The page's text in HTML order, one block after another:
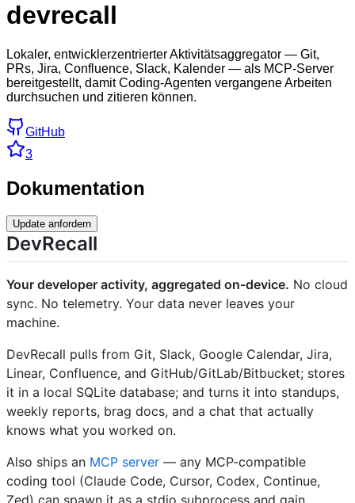
devrecall
Lokaler, entwicklerzentrierter Aktivitätsaggregator — Git,
PRs, Jira, Confluence, Slack, Kalender — als MCP-Server
bereitgestellt, damit Coding-Agenten vergangene Arbeiten
durchsuchen und zitieren können.
GitHub
3
Dokumentation
Update anfordern
DevRecall
Your developer activity, aggregated on-device. No cloud
sync. No telemetry. Your data never leaves your
machine.
DevRecall pulls from Git, Slack, Google Calendar, Jira,
Linear, Confluence, and GitHub/GitLab/Bitbucket; stores
it in a local SQLite database; and turns it into standups,
weekly reports, brag docs, and a chat that actually
knows what you worked on.
Also ships an MCP server — any MCP-compatible
coding tool (Claude Code, Cursor, Codex, Continue,
Zed) can spawn it as a stdio subprocess and gain